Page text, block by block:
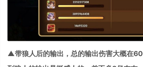
▲带狼人后的输出，总的输出伤害大概在